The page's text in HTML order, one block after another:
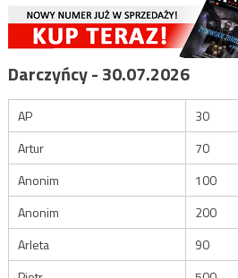
Darczyńcy - 30.07.2026
AP
30
Artur
70
Anonim
100
Anonim
200
Arleta
90